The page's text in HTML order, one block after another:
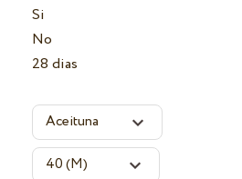
Si
No
28 dias